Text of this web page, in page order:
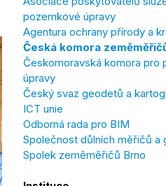
pozemkové úpravy
Agentura ochrany přírody a
Česká komora
Českomoravská komora pro
úpravy
Český svaz geodetů a
ICT unie
Odborná rada pro BIM
Společnost důlních měřičů a
Spolek zeměměřičů Brno